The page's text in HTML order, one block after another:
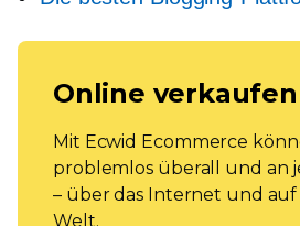
Online verkaufen
Mit Ecwid Ecommerce
problemlos überall und an
– über das Internet und
Welt.